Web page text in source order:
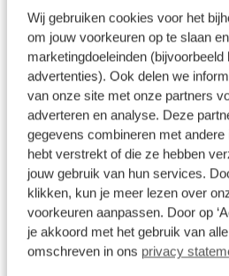
Wij gebruiken cookies voor het
om jouw voorkeuren op te slaan
marketingdoeleinden
advertenties). Ook delen we
van onze site met onze partners
adverteren en analyse. Deze
gegevens combineren met andere
hebt verstrekt of die ze hebben
jouw gebruik van hun services.
klikken, kun je meer lezen over
voorkeuren aanpassen. Door op
je akkoord met het gebruik van
omschreven in ons privacy
Wat klanten over
9,0175 reviews
5
4
3
2